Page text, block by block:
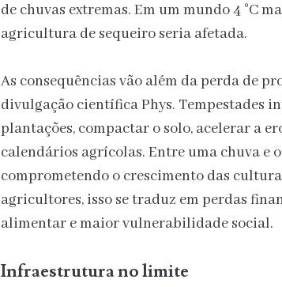
de chuvas extremas. Em um mundo 4 °C
agricultura de sequeiro seria afetada.
As consequências vão além da perda de
divulgação científica Phys. Tempestades
plantações, compactar o solo, acelerar a
calendários agrícolas. Entre uma chuva e
comprometendo o crescimento das
agricultores, isso se traduz em perdas
alimentar e maior vulnerabilidade social.
Infraestrutura no limite